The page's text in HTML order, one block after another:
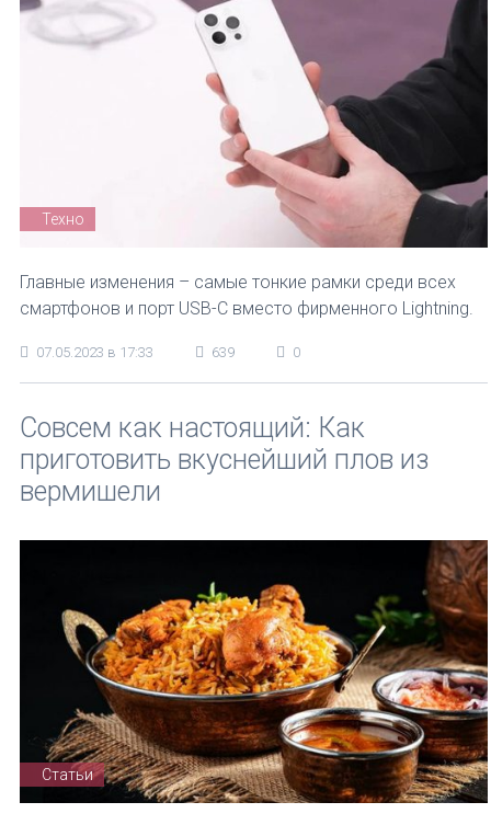
Техно
Главные изменения – самые тонкие рамки среди всех
смартфонов и порт USB-C вместо фирменного Lightning.
07.05.2023 в 17:33 639 0
Совсем как настоящий: Как
приготовить вкуснейший плов из
вермишели
Статьи